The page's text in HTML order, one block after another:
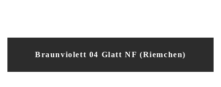
Braunviolett 04 Glatt NF (Riemchen)